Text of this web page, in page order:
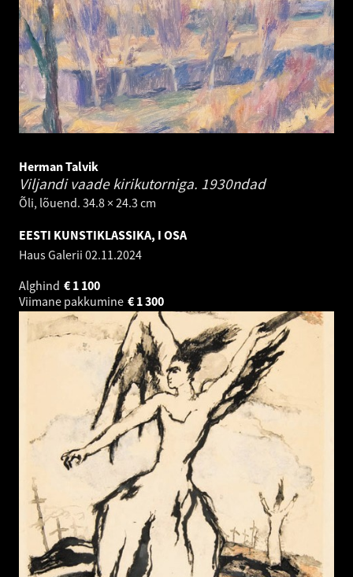
Herman Talvik
Viljandi vaade kirikutorniga. 1930ndad
Õli, lõuend. 34.8 × 24.3 cm
EESTI KUNSTIKLASSIKA, I OSA
Haus Galerii 02.11.2024
Alghind
1 100
€
Viimane pakkumine
1 300
€